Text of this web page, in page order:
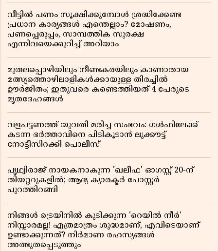
വീട്ടിൽ പണം സൂക്ഷിക്കുമ്പോൾ ശ്രദ്ധിക്കേണ്ട
പ്രധാന കാര്യങ്ങൾ എന്തെല്ലാം? മോഷണം,
പണപ്പെരുപ്പം, സാമ്പത്തിക സുരക്ഷ
എന്നിവയെക്കുറിച്ച് അറിയാം
മുതലപ്പൊഴിയിലും നീണ്ടകരയിലും കാണാതായ
മത്സ്യത്തൊഴിലാളികൾക്കായുള്ള തിരച്ചിൽ
ഊർജിതം; ഇതുവരെ കണ്ടെത്തിയത് 4 പേരുടെ
മൃതദേഹങ്ങൾ
വളപട്ടണത്ത് യുവതി മരിച്ച സംഭവം: ഗൾഫിലേക്ക്
കടന്ന ഭർത്താവിനെ പിടികൂടാൻ ലുക്കൗട്ട്
നോട്ടീസിറക്കി പൊലീസ്
പൃഥ്വിരാജ് നായകനാകുന്ന 'ഖലീഫ' ഓഗസ്റ്റ് 20-ന്
തിയറ്ററുകളിൽ; ആദ്യ ക്യാരക്ടർ പോസ്റ്റർ
പുറത്തിറങ്ങി
നിങ്ങൾ ട്രെയിനിൽ കുടിക്കുന്ന 'റെയിൽ നീർ'
നിസ്സാരമല്ല! എത്രമാത്രം ശുദ്ധമാണ്, എവിടെയാണ്
ഉണ്ടാക്കുന്നത്? നിർമാണ രഹസ്യങ്ങൾ
അത്ഭുതപ്പെടുത്തും